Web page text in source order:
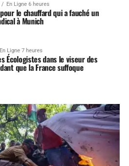
En Ligne 6 heures
le chauffard qui a fauché un
à Munich
En Ligne 7 heures
Écologistes dans le viseur des
que la France suffoque